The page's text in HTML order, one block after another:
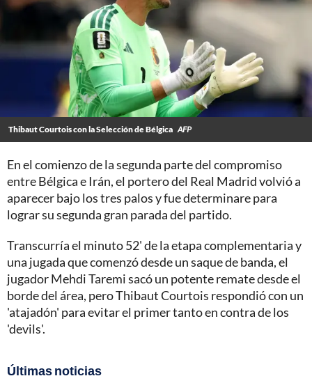
Thibaut Courtois con la Selección de Bélgica AFP
En el comienzo de la segunda parte del compromiso
entre Bélgica e Irán, el portero del Real Madrid volvió a
aparecer bajo los tres palos y fue determinare para
lograr su segunda gran parada del partido.
Transcurría el minuto 52' de la etapa complementaria y
una jugada que comenzó desde un saque de banda, el
jugador Mehdi Taremi sacó un potente remate desde el
borde del área, pero Thibaut Courtois respondió con un
'atajadón' para evitar el primer tanto en contra de los
'devils'.
Últimas noticias